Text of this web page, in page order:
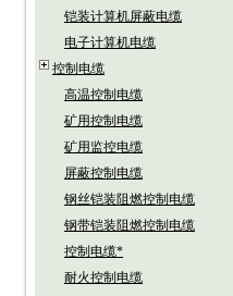
铠装计算机屏蔽电缆
电子计算机电缆
控制电缆
高温控制电缆
矿用控制电缆
矿用监控电缆
屏蔽控制电缆
钢丝铠装阻燃控制电缆
钢带铠装阻燃控制电缆
控制电缆*
耐火控制电缆